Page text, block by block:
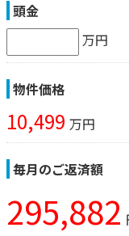
頭金
万円
物件価格
10,499 万円
毎月のご返済額
295,882